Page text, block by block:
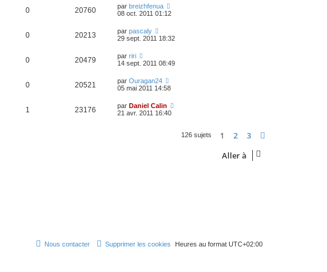
0 20760 par breizhfenua
08 oct. 2011 01:12
0 20213 par pascaly
29 sept. 2011 18:32
0 20479 par riri
14 sept. 2011 08:49
0 20521 par Ouragan24
05 mai 2011 14:58
1 23176 par Daniel Calin
21 avr. 2011 16:40
126 sujets 1 2 3
Aller à
Heures au format UTC+02:00
Supprimer les cookies
Nous contacter